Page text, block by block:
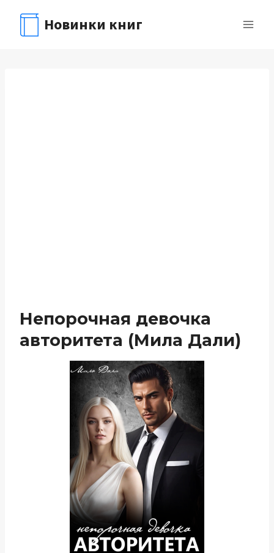
содержимому
Новинки книг
Непорочная девочка
авторитета (Мила Дали)